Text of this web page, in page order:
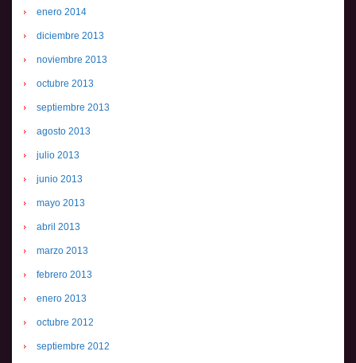
enero 2014
diciembre 2013
noviembre 2013
octubre 2013
septiembre 2013
agosto 2013
julio 2013
junio 2013
mayo 2013
abril 2013
marzo 2013
febrero 2013
enero 2013
octubre 2012
septiembre 2012